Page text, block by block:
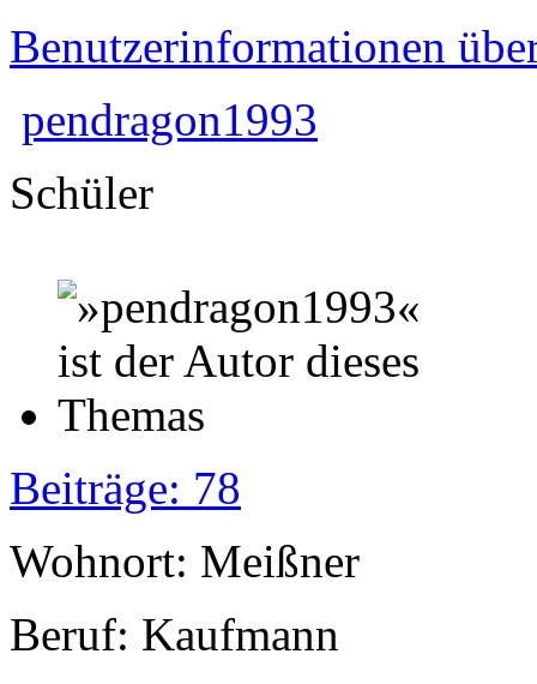
Benutzerinformationen
pendragon1993
Schüler
Beiträge: 78
Wohnort: Meißner
Beruf: Kaufmann